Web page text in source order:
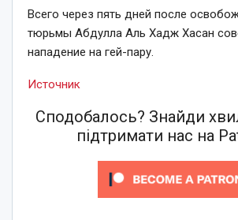
Всего через пять дней после
тюрьмы Абдулла Аль Хадж Хасан
нападение на гей-пару.
Источник
Сподобалось? Знайди
підтримати нас на